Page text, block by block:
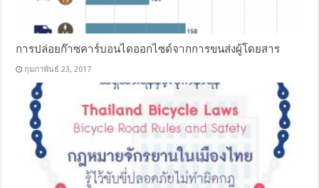
การปล่อยก๊าซคาร์บอนไดออกไซด์จากการขนส่งผู้โดยสาร
กุมภาพันธ์ 23, 2017